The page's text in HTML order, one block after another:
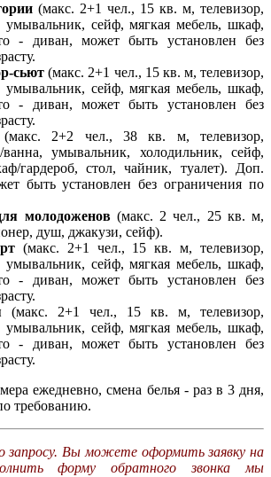
(макс. 2+1 чел., 15 кв. м, телевизор,
сейф, мягкая мебель, шкаф,
- диван, может быть установлен без
сьют(макс. 2+1 чел., 15 кв. м, телевизор,
сейф, мягкая мебель, шкаф,
- диван, может быть установлен без
(макс. 2+2 чел., 38 кв. м, телевизор,
умывальник, холодильник, сейф,
гардероб, стол, чайник, туалет). Доп.
быть установлен без ограничения по
молодоженов(макс. 2 чел., 25 кв. м,
душ, джакузи, сейф).
(макс. 2+1 чел., 15 кв. м, телевизор,
сейф, мягкая мебель, шкаф,
- диван, может быть установлен без
(макс. 2+1 чел., 15 кв. м, телевизор,
сейф, мягкая мебель, шкаф,
- диван, может быть установлен без
ежедневно, смена белья - раз в 3 дня,
требованию.
запросу. Вы можете оформить заявку на
форму обратного звонка мы